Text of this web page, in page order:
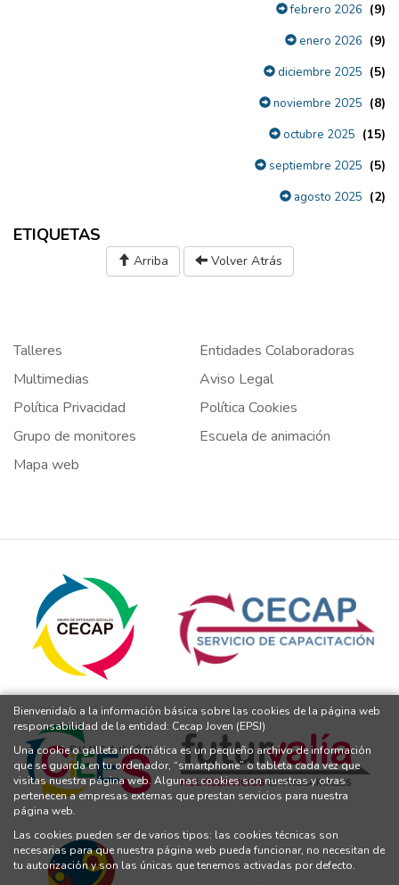
febrero 2026 (9)
enero 2026 (9)
diciembre 2025 (5)
noviembre 2025 (8)
octubre 2025 (15)
septiembre 2025 (5)
agosto 2025 (2)
ETIQUETAS
Arriba Volver Atrás
Talleres
Entidades Colaboradoras
Multimedias
Aviso Legal
Política Privacidad
Política Cookies
Grupo de monitores
Escuela de animación
Mapa web
Bienvenida/o a la información básica sobre las cookies de la página web
responsabilidad de la entidad: Cecap Joven (EPSJ)
Una cookie o galleta informática es un pequeño archivo de información
que se guarda en tu ordenador, “smartphone” o tableta cada vez que
visitas nuestra página web. Algunas cookies son nuestras y otras
pertenecen a empresas externas que prestan servicios para nuestra
página web.
Las cookies pueden ser de varios tipos: las cookies técnicas son
necesarias para que nuestra página web pueda funcionar, no necesitan de
tu autorización y son las únicas que tenemos activadas por defecto.